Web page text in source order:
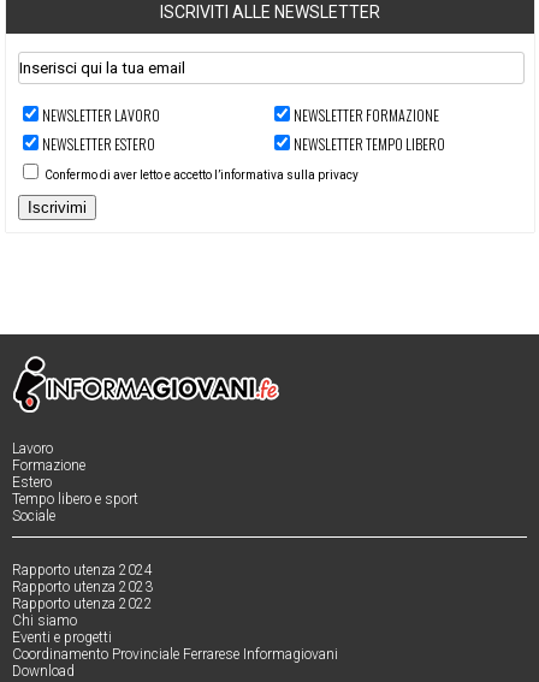
ISCRIVITI ALLE NEWSLETTER
NEWSLETTER LAVORO
NEWSLETTER FORMAZIONE
NEWSLETTER ESTERO
NEWSLETTER TEMPO LIBERO
Confermo di aver letto e accetto l’informativa sulla privacy
Iscrivimi
Lavoro
Formazione
Estero
Tempo libero e sport
Sociale
Rapporto utenza 2024
Rapporto utenza 2023
Rapporto utenza 2022
Chi siamo
Eventi e progetti
Coordinamento Provinciale Ferrarese Informagiovani
Download